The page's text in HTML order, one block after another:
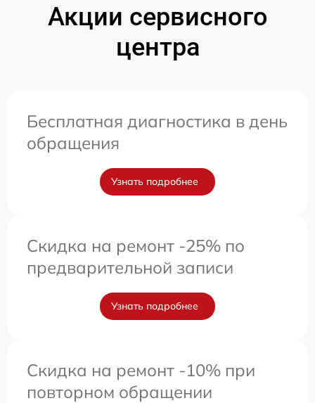
Акции сервисного
центра
Бесплатная диагностика в день
обращения
Узнать подробнее
Скидка на ремонт -25% по
предварительной записи
Узнать подробнее
Скидка на ремонт -10% при
повторном обращении